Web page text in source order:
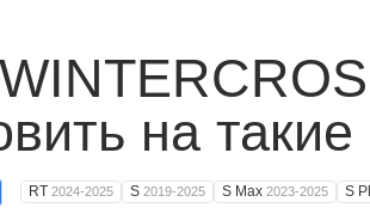
на
RT 2024-2025 S 2019-2025 S Max 2023-2025 S